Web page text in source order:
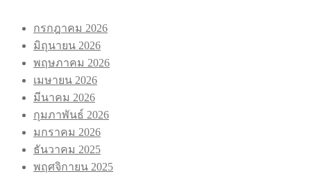
กรกฎาคม 2026
มิถุนายน 2026
พฤษภาคม 2026
เมษายน 2026
มีนาคม 2026
กุมภาพันธ์ 2026
มกราคม 2026
ธันวาคม 2025
พฤศจิกายน 2025